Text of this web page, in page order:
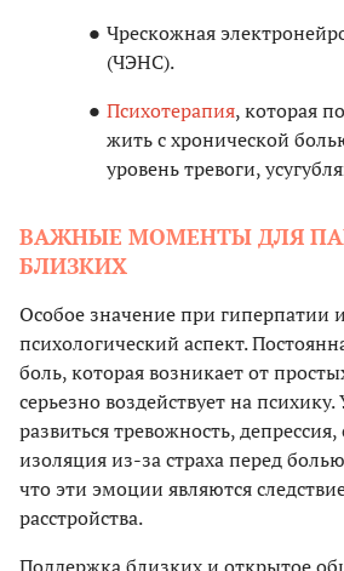
Чрескожная
(ЧЭНС).
Психотерапия, которая
жить с хронической
уровень тревоги,
ВАЖНЫЕ МОМЕНТЫ ДЛЯ
БЛИЗКИХ
Особое значение при гиперпатии
психологический аспект.
боль, которая возникает от
серьезно воздействует на
развиться тревожность,
изоляция из-за страха перед
что эти эмоции являются
расстройства.